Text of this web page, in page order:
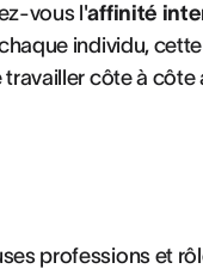
vous l'affinité
individu,
côte à côte
professions et